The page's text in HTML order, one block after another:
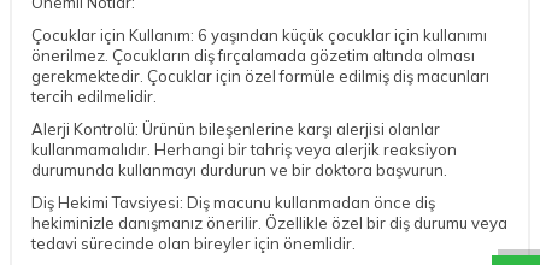
DESTEK
Çocuklar için Kullanım: 6 yaşından küçük çocuklar için kullanımı
önerilmez. Çocukların diş fırçalamada gözetim altında olması
gerekmektedir. Çocuklar için özel formüle edilmiş diş macunları
tercih edilmelidir.
Alerji Kontrolü: Ürünün bileşenlerine karşı alerjisi olanlar
kullanmamalıdır. Herhangi bir tahriş veya alerjik reaksiyon
durumunda kullanmayı durdurun ve bir doktora başvurun.
Diş Hekimi Tavsiyesi: Diş macunu kullanmadan önce diş
hekiminizle danışmanız önerilir. Özellikle özel bir diş durumu veya
tedavi sürecinde olan bireyler için önemlidir.